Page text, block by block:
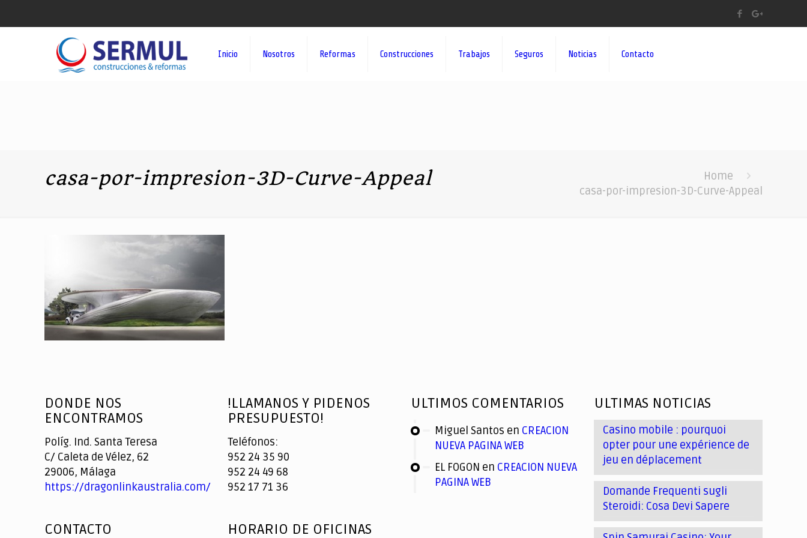
Inicio Nosotros Reformas Construcciones Trabajos Seguros Noticias Contacto
casa-por-impresion-3D-Curve-Appeal
Home
casa-por-impresion-3D-Curve-Appeal
DONDE NOS
ENCONTRAMOS
Políg. Ind. Santa Teresa
C/ Caleta de Vélez, 62
29006, Málaga
https://dragonlinkaustralia.com/
CONTACTO
!LLAMANOS Y PIDENOS
PRESUPUESTO!
Teléfonos:
952 24 35 90
952 24 49 68
952 17 71 36
HORARIO DE OFICINAS
ULTIMOS COMENTARIOS
Miguel Santos en CREACION
NUEVA PAGINA WEB
EL FOGON en CREACION NUEVA
PAGINA WEB
ULTIMAS NOTICIAS
Casino mobile : pourquoi
opter pour une expérience de
jeu en déplacement
Domande Frequenti sugli
Steroidi: Cosa Devi Sapere